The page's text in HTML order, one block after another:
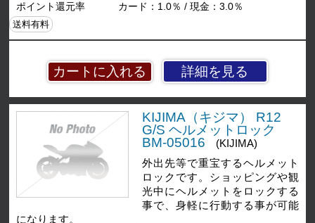
詳細を見る
ポイント還元率
カード：1.0％ / 現金：3.0％
送料有料
KIJIMA（キジマ） R12
G/S ヘルメットロック
BM-05016
(KIJIMA)
外出先等で重宝するヘルメット
ロックです。ショッピングや観
光中にヘルメットをロックする
事で、身軽に行動する事が可能
になります。